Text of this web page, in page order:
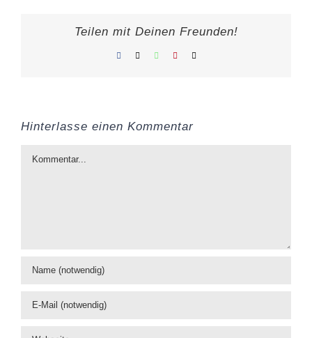
Teilen mit Deinen Freunden!
Facebook
X WhatsApp
Pinterest
E-
Hinterlasse einen Kommentar
Kommentar